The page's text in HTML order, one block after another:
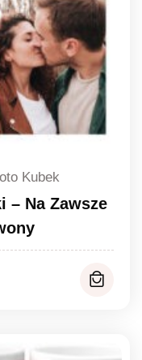
Kubek
– Na Zawsze